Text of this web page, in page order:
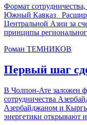
Формат
Южный Кавказ
Центральной Азии за
принципы
Роман ТЕМНИКОВ
Первый шаг
В Чолпон-Ате заложен
сотрудничества
Азербайджаном и
энергетики открывают